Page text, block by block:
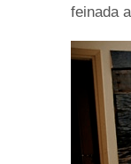
feinada